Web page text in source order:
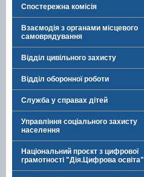
Спостережна комісія
Взаємодія з органами місцевого
самоврядування
Відділ цивільного захисту
Відділ оборонної роботи
Служба у справах дітей
Управління соціального захисту
населення
Національний проєкт з цифрової
грамотності "Дія.Цифрова освіта"